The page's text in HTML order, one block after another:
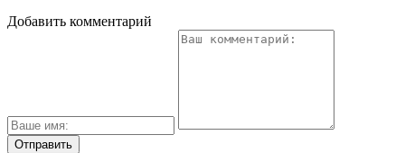
Добавить комментарий